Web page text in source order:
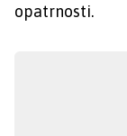
opatrnosti.